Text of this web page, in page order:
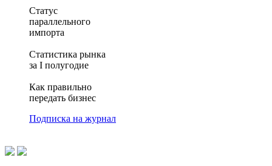
Статус
параллельного
импорта
Статистика рынка
за I полугодие
Как правильно
передать бизнес
Подписка на журнал